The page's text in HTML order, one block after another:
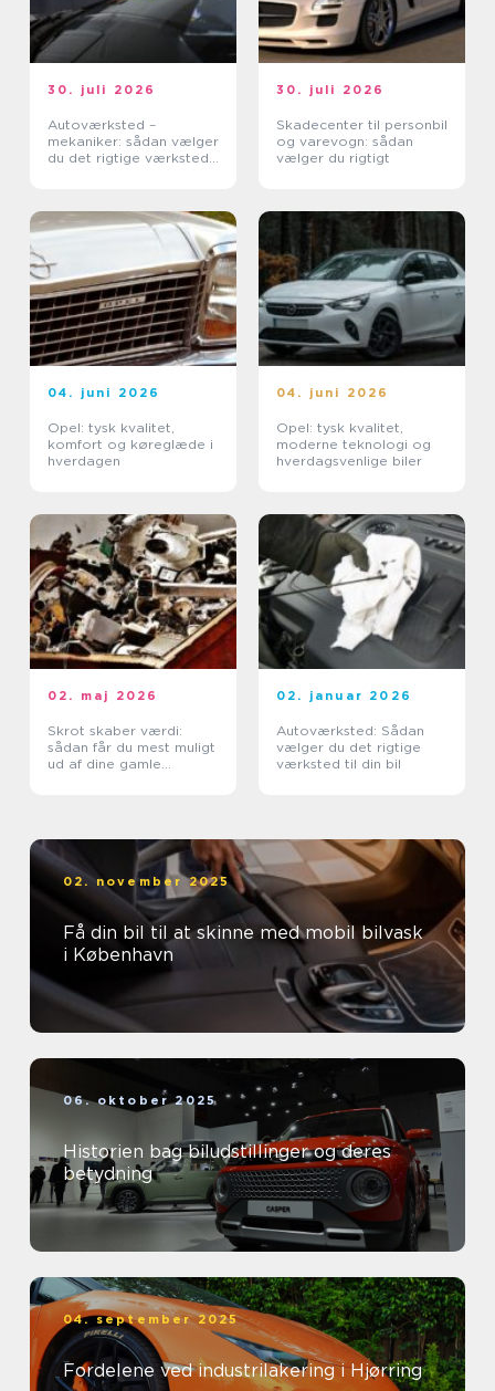
30. juli 2026
Autoværksted –
mekaniker: sådan vælger
du det rigtige værksted
30. juli 2026
Skadecenter til personbil
og varevogn: sådan
vælger du rigtigt
04. juni 2026
Opel: tysk kvalitet,
komfort og køreglæde i
hverdagen
04. juni 2026
Opel: tysk kvalitet,
moderne teknologi og
hverdagsvenlige biler
02. maj 2026
Skrot skaber værdi:
sådan får du mest muligt
ud af dine gamle
02. januar 2026
Autoværksted: Sådan
vælger du det rigtige
værksted til din bil
02. november 2025
Få din bil til at skinne med mobil bilvask
i København
06. oktober 2025
Historien bag biludstillinger og deres
betydning
04. september 2025
Fordelene ved industrilakering i Hjørring